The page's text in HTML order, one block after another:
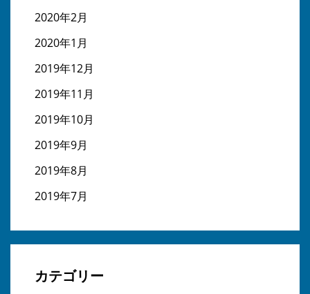
2020年2月
2020年1月
2019年12月
2019年11月
2019年10月
2019年9月
2019年8月
2019年7月
カテゴリー